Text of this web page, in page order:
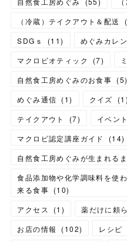
（冷蔵）テイクアウト＆配送
(
SDGｓ
(11) めぐみカレ
マクロビオティック
(7)
自然食工房めぐみのお食事 (5)
めぐみ通信 (1) クイズ (1 )
テイクアウト
(7) イベン
マクロビ認定講座ガイド
(14)
自然食工房めぐみが生まれる
食品添加物や化学調味料を使
来る食事 (10)
アクセス
(1 ) 薬だけに頼
お店の情報
(102) レシピ